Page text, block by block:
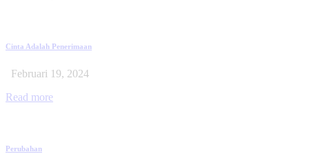
Cinta Adalah Penerimaan
Februari 19, 2024
Read more
Perubahan